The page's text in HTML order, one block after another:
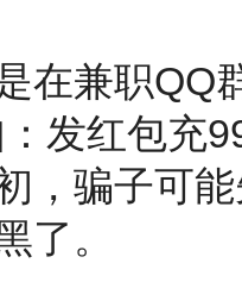
在兼职QQ
发红包充
，骗子可
了。